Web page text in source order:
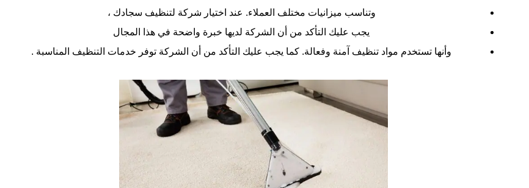
وتناسب ميزانيات مختلف العملاء. عند اختيار شركة لتنظيف سجادك ،
يجب عليك التأكد من أن الشركة لديها خبرة واضحة في هذا المجال
وأنها تستخدم مواد تنظيف آمنة وفعالة. كما يجب عليك التأكد من أن الشركة توفر خدمات التنظيف المناسبة .